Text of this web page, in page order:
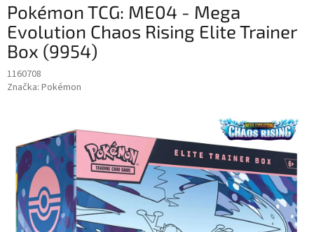
Pokémon TCG: ME04 - Mega
Evolution Chaos Rising Elite Trainer
Box (9954)
1160708
Značka: Pokémon